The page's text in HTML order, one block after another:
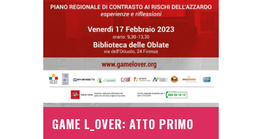
GAME L_OVER: ATTO PRIMO